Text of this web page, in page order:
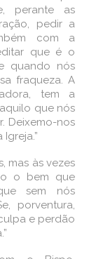
perante as
pedir a
com a
que é o
quando nós
fraqueza. A
tem a
que nós
Deixemo-nos
mas às vezes
o bem que
sem nós
porventura,
e perdão